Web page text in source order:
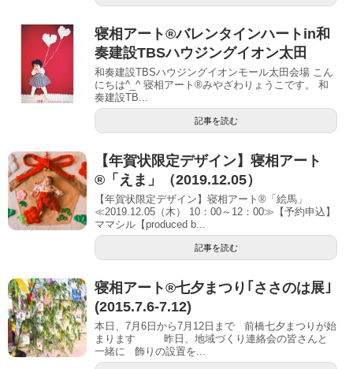
寝相アート®︎バレンタインハートin和
奏建設TBSハウジングイオン太田
和奏建設TBSハウジングイオンモール太田会場 こん
にちは^_^ 寝相アート®︎みやざわりょうこです。 和
奏建設TB...
記事を読む
【年賀状限定デザイン】寝相アート
®「えま」（2019.12.05）
【年賀状限定デザイン】寝相アート®「絵馬」
≪2019.12.05（木） 10：00～12：00≫【予約申込】
ママシル【produced b...
記事を読む
寝相アート®七夕まつり｢ささのは展｣
(2015.7.6-7.12)
本日、7月6日から7月12日まで 前橋七夕まつりが始
まります 昨日、地域づくり連絡会の皆さんと
一緒に 飾りの設置を...